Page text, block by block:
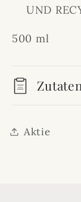
UND
500 ml
Zutaten
Aktie